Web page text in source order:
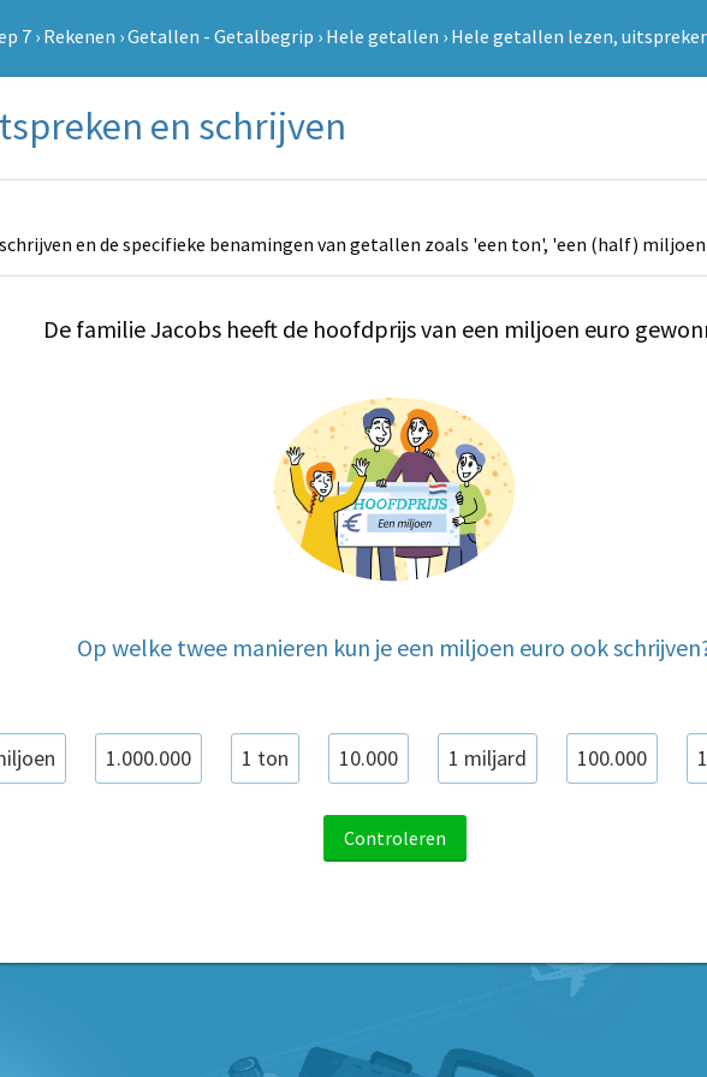
7› Rekenen ›Getallen - Getalbegrip › Hele getallen › Hele getallen lezen,
en schrijven
en de specifieke benamingen van getallen zoals 'een ton', 'een (half)
De familie Jacobs heeft de hoofdprijs van een miljoen euro
Op welke twee manieren kun je een miljoen euro ook
1.000.000 1 ton 10.000 1 miljard 100.000